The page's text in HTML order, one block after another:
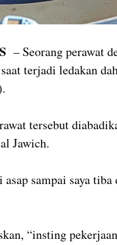
– Seorang perawat
terjadi ledakan
tersebut
Jawich.
asap sampai saya
“insting